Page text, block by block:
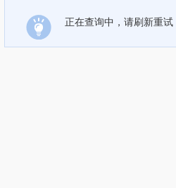
正在查询中，请刷新重试